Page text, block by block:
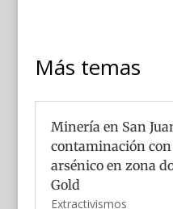
Más temas
Minería en San
contaminación
arsénico en zona
Gold
Extractivismos